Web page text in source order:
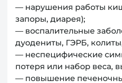
— нарушения работы
запоры, диарея);
— воспалительные
дуодениты, ГЭРБ,
— неспецифические
потеря или набор веса,
— повышение